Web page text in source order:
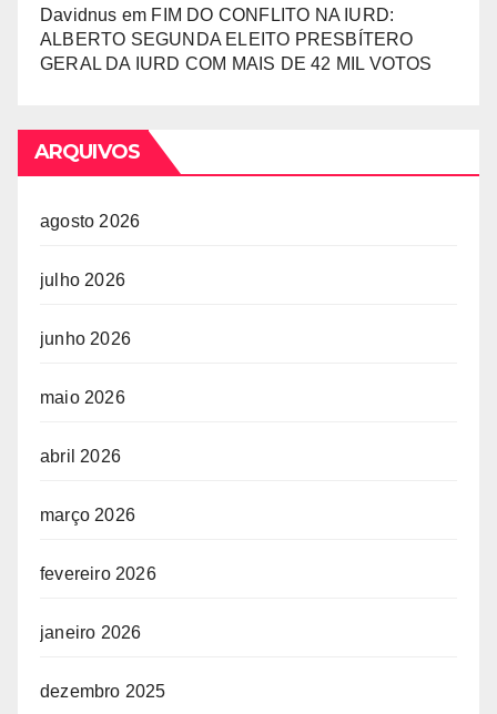
Davidnus em FIM DO CONFLITO NA IURD:
ALBERTO SEGUNDA ELEITO PRESBÍTERO
GERAL DA IURD COM MAIS DE 42 MIL VOTOS
ARQUIVOS
agosto 2026
julho 2026
junho 2026
maio 2026
abril 2026
março 2026
fevereiro 2026
janeiro 2026
dezembro 2025